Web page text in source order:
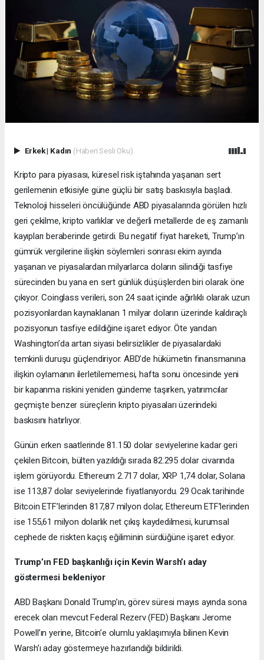
Erkek| Kadın (Haberi Sesli Oku)
Kripto para piyasası, küresel risk iştahında yaşanan sert
gerilemenin etkisiyle güne güçlü bir satış baskısıyla başladı.
Teknoloji hisseleri öncülüğünde ABD piyasalarında görülen hızlı
geri çekilme, kripto varlıklar ve değerli metallerde de eş zamanlı
kayıpları beraberinde getirdi. Bu negatif fiyat hareketi, Trump’ın
gümrük vergilerine ilişkin söylemleri sonrası ekim ayında
yaşanan ve piyasalardan milyarlarca doların silindiği tasfiye
sürecinden bu yana en sert günlük düşüşlerden biri olarak öne
çıkıyor. Coinglass verileri, son 24 saat içinde ağırlıklı olarak uzun
pozisyonlardan kaynaklanan 1 milyar doların üzerinde kaldıraçlı
pozisyonun tasfiye edildiğine işaret ediyor. Öte yandan
Washington’da artan siyasi belirsizlikler de piyasalardaki
temkinli duruşu güçlendiriyor. ABD’de hükümetin finansmanına
ilişkin oylamanın ilerletilememesi, hafta sonu öncesinde yeni
bir kapanma riskini yeniden gündeme taşırken, yatırımcılar
geçmişte benzer süreçlerin kripto piyasaları üzerindeki
baskısını hatırlıyor.
Günün erken saatlerinde 81.150 dolar seviyelerine kadar geri
çekilen Bitcoin, bülten yazıldığı sırada 82.295 dolar civarında
işlem görüyordu. Ethereum 2.717 dolar, XRP 1,74 dolar, Solana
ise 113,87 dolar seviyelerinde fiyatlanıyordu. 29 Ocak tarihinde
Bitcoin ETF’lerinden 817,87 milyon dolar, Ethereum ETF’lerinden
ise 155,61 milyon dolarlık net çıkış kaydedilmesi, kurumsal
cephede de riskten kaçış eğiliminin sürdüğüne işaret ediyor.
Trump’ın FED başkanlığı için Kevin Warsh’ı aday
göstermesi bekleniyor
ABD Başkanı Donald Trump’ın, görev süresi mayıs ayında sona
erecek olan mevcut Federal Rezerv (FED) Başkanı Jerome
Powell’ın yerine, Bitcoin’e olumlu yaklaşımıyla bilinen Kevin
Warsh’ı aday göstermeye hazırlandığı bildirildi.